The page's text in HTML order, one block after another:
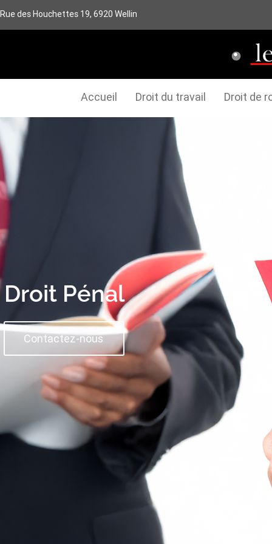
Rue des Houchettes 19, 6920 Wellin
Accueil Droit du travail Droit de
Droit Pénal
Contactez-nous